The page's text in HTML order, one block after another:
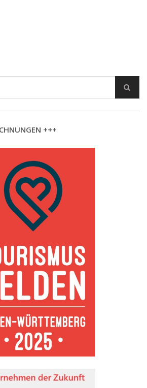
+++